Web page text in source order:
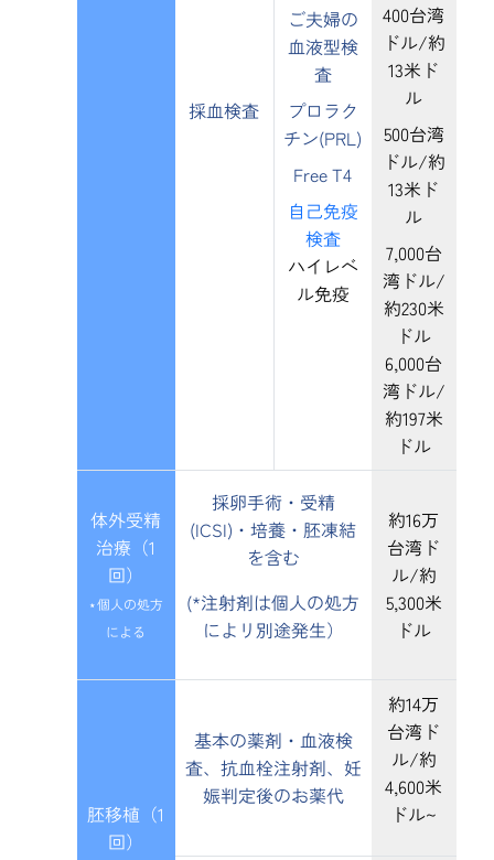
採血検査
ご夫婦の
血液型検
査
プロラク
チン(PRL)
Free T4
自己免疫
検査
ハイレベ
ル免疫
400台湾
ドル/約
13米ド
ル
500台湾
ドル/約
13米ド
ル
7,000台
湾ドル/
約230米
ドル
6,000台
湾ドル/
約197米
ドル
体外受精
治療（1
回）
⋆個人の処方
による
採卵手術・受精
(ICSI)・培養・胚凍結
を含む
(*注射剤は個人の処方
によリ別途発生）
約16万
台湾ド
ル/約
5,300米
ドル
胚移植（1
回）
基本の薬剤・血液検
査、抗血栓注射剤、妊
娠判定後のお薬代
約14万
台湾ド
ル/約
4,600米
ドル~